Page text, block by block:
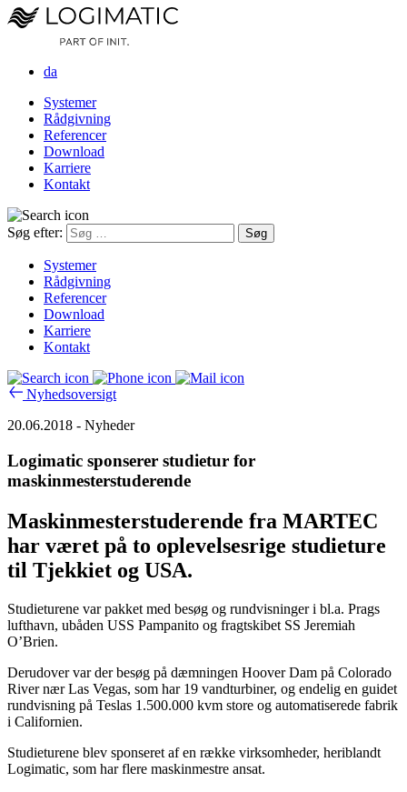
da
Systemer
Rådgivning
Referencer
Download
Karriere
Kontakt
Søg efter:
Systemer
Rådgivning
Referencer
Download
Karriere
Kontakt
Nyhedsoversigt
20.06.2018 - Nyheder
Logimatic sponserer studietur for
maskinmesterstuderende
Maskinmesterstuderende fra MARTEC
har været på to oplevelsesrige studieture
til Tjekkiet og USA.
Studieturene var pakket med besøg og rundvisninger i bl.a. Prags
lufthavn, ubåden USS Pampanito og fragtskibet SS Jeremiah
O’Brien.
Derudover var der besøg på dæmningen Hoover Dam på Colorado
River nær Las Vegas, som har 19 vandturbiner, og endelig en guidet
rundvisning på Teslas 1.500.000 kvm store og automatiserede fabrik
i Californien.
Studieturene blev sponseret af en række virksomheder, heriblandt
Logimatic, som har flere maskinmestre ansat.